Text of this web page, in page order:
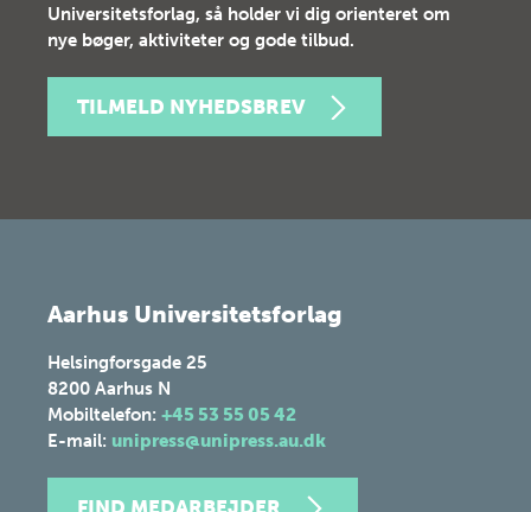
Universitetsforlag, så holder vi dig orienteret om
nye bøger, aktiviteter og gode tilbud.
TILMELD NYHEDSBREV
Aarhus Universitetsforlag
Helsingforsgade 25
8200 Aarhus N
Mobiltelefon: +45 53 55 05 42
E-mail: unipress@unipress.au.dk
FIND MEDARBEJDER